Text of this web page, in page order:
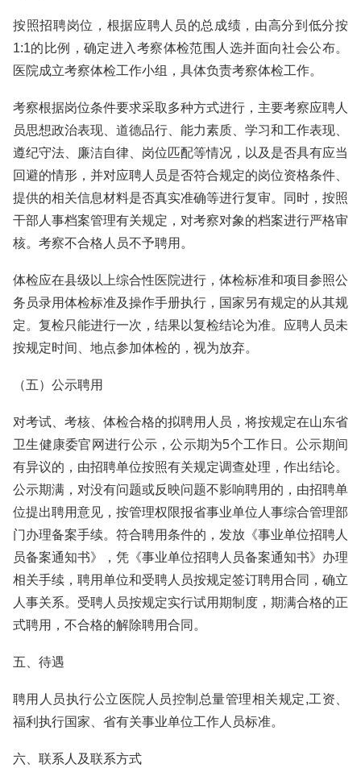
按照招聘岗位，根据应聘人员的总成绩，由高分到低分按
1:1的比例，确定进入考察体检范围人选并面向社会公布。
医院成立考察体检工作小组，具体负责考察体检工作。
考察根据岗位条件要求采取多种方式进行，主要考察应聘人
员思想政治表现、道德品行、能力素质、学习和工作表现、
遵纪守法、廉洁自律、岗位匹配等情况，以及是否具有应当
回避的情形，并对应聘人员是否符合规定的岗位资格条件、
提供的相关信息材料是否真实准确等进行复审。同时，按照
干部人事档案管理有关规定，对考察对象的档案进行严格审
核。考察不合格人员不予聘用。
体检应在县级以上综合性医院进行，体检标准和项目参照公
务员录用体检标准及操作手册执行，国家另有规定的从其规
定。复检只能进行一次，结果以复检结论为准。应聘人员未
按规定时间、地点参加体检的，视为放弃。
（五）公示聘用
对考试、考核、体检合格的拟聘用人员，将按规定在山东省
卫生健康委官网进行公示，公示期为5个工作日。公示期间
有异议的，由招聘单位按照有关规定调查处理，作出结论。
公示期满，对没有问题或反映问题不影响聘用的，由招聘单
位提出聘用意见，按管理权限报省事业单位人事综合管理部
门办理备案手续。符合聘用条件的，发放《事业单位招聘人
员备案通知书》，凭《事业单位招聘人员备案通知书》办理
相关手续，聘用单位和受聘人员按规定签订聘用合同，确立
人事关系。受聘人员按规定实行试用期制度，期满合格的正
式聘用，不合格的解除聘用合同。
五、待遇
聘用人员执行公立医院人员控制总量管理相关规定,工资、
福利执行国家、省有关事业单位工作人员标准。
六、联系人及联系方式